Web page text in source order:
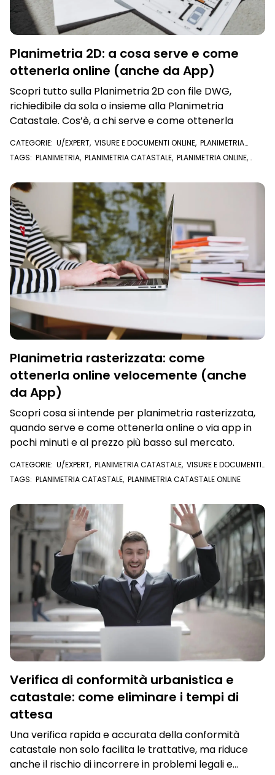
Planimetria 2D: a cosa serve e come
ottenerla online (anche da App)
Scopri tutto sulla Planimetria 2D con file DWG,
richiedibile da sola o insieme alla Planimetria
Catastale. Cos’è, a chi serve e come ottenerla
CATEGORIE: U/EXPERT, VISURE E DOCUMENTI ONLINE, PLANIMETRIA
CATASTALE
TAGS: PLANIMETRIA, PLANIMETRIA CATASTALE, PLANIMETRIA ONLINE,
Planimetria rasterizzata: come
ottenerla online velocemente (anche
da App)
Scopri cosa si intende per planimetria rasterizzata,
quando serve e come ottenerla online o via app in
pochi minuti e al prezzo più basso sul mercato.
CATEGORIE: U/EXPERT, PLANIMETRIA CATASTALE, VISURE E DOCUMENTI
ONLINE
TAGS: PLANIMETRIA CATASTALE, PLANIMETRIA CATASTALE ONLINE
Verifica di conformità urbanistica e
catastale: come eliminare i tempi di
attesa
Una verifica rapida e accurata della conformità
catastale non solo facilita le trattative, ma riduce
anche il rischio di incorrere in problemi legali e